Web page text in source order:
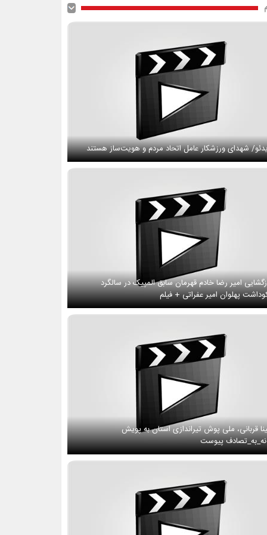
شهدای ورزشکار عامل اتحاد مردم و هویت‌ساز هستند
امیر رضا خادم قهرمان سابق المپیک در سالگرد
پهلوان امیر عفراتی + فیلم
قربانی، ملی پوش تیراندازی استان به پویش
پیوست